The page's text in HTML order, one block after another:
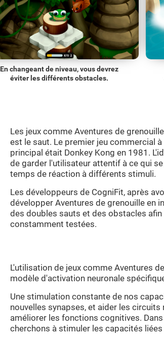
En changeant de niveau, vous devrez
éviter les différents obstacles.
Les jeux comme Aventures de
est le saut. Le premier jeu commercial
principal était Donkey Kong en 1981.
de garder l'utilisateur attentif à ce qui
temps de réaction à différents stimuli.
Les développeurs de CogniFit, après
développer Aventures de grenouille en
des doubles sauts et des obstacles
constamment testées.
L'utilisation de jeux comme Aventures
modèle d'activation neuronale
Une stimulation constante de nos
nouvelles synapses, et aider les
améliorer les fonctions cognitives.
cherchons à stimuler les capacités